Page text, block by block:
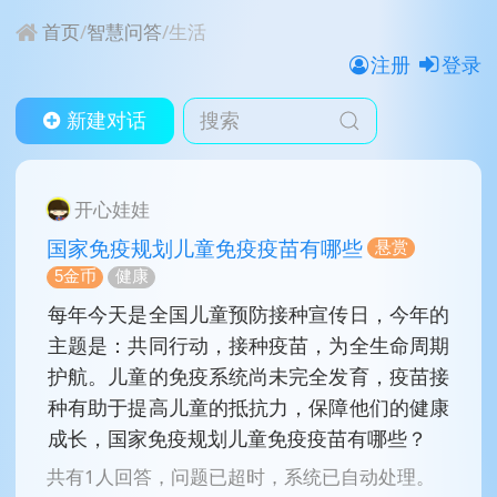
首页/智慧问答/生活
注册 登录
新建对话
开心娃娃
国家免疫规划儿童免疫疫苗有哪些
悬赏
5金币
健康
每年今天是全国儿童预防接种宣传日，今年的
主题是：共同行动，接种疫苗，为全生命周期
护航。儿童的免疫系统尚未完全发育，疫苗接
种有助于提高儿童的抵抗力，保障他们的健康
成长，国家免疫规划儿童免疫疫苗有哪些？
共有1人回答，问题已超时，系统已自动处理。